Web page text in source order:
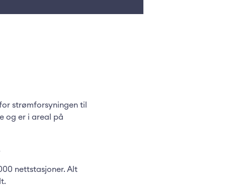
strømforsyningen til
og er i areal på
nettstasjoner. Alt